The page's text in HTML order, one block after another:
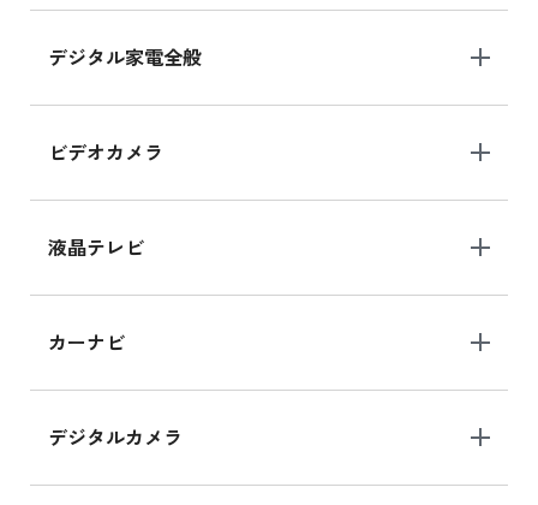
デジタル家電全般
ビデオカメラ
液晶テレビ
カーナビ
デジタルカメラ
iPad Air 11インチ シリーズ
iPad Air 11インチ の新品買取価格
iPhone 15 128GB シリーズ
iPhone 15 128GB の新品買取価格